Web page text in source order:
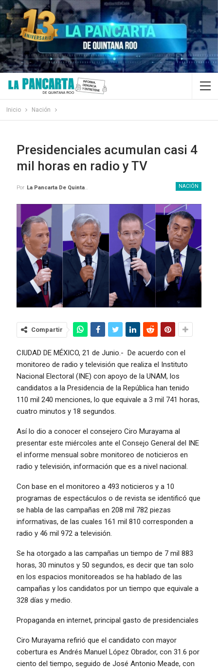
Inicio Nación
Presidenciales acumulan casi 4
mil horas en radio y TV
NACIÓN
Por La Pancarta De Quintana Roo
Compartir
CIUDAD DE MÉXICO, 21 de Junio.- De acuerdo con el
monitoreo de radio y televisión que realiza el Instituto
Nacional Electoral (INE) con apoyo de la UNAM, los
candidatos a la Presidencia de la República han tenido
110 mil 240 menciones, lo que equivale a 3 mil 741 horas,
cuatro minutos y 18 segundos.
Así lo dio a conocer el consejero Ciro Murayama al
presentar este miércoles ante el Consejo General del INE
el informe mensual sobre monitoreo de noticieros en
radio y televisión, información que es a nivel nacional.
Con base en el monitoreo a 493 noticieros y a 10
programas de espectáculos o de revista se identificó que
se habla de las campañas en 208 mil 782 piezas
informativas, de las cuales 161 mil 810 corresponden a
radio y 46 mil 972 a televisión.
Se ha otorgado a las campañas un tiempo de 7 mil 883
horas, 30 minutos y 50 segundos, es decir que tan solo
en los espacios monitoreados se ha hablado de las
campañas y los candidatos por un tiempo que equivale a
328 días y medio.
Propaganda en internet, principal gasto de presidenciales
Ciro Murayama refirió que el candidato con mayor
cobertura es Andrés Manuel López Obrador, con 31.6 por
ciento del tiempo, seguido de José Antonio Meade, con